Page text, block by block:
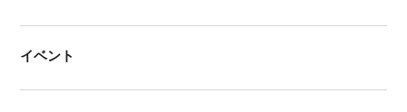
イベント